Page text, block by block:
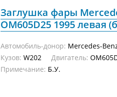
Заглушка фары
OM605D25 1995 левая
Автомобиль-донор: Mercedes-
Кузов: W202 Двигатель:
Примечание: Б.У.